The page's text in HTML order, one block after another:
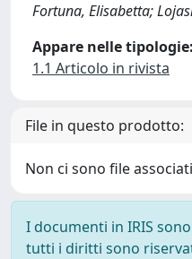
Fortuna, Elisabetta;
Appare nelle tipologie:
1.1 Articolo in rivista
File in questo prodotto:
Non ci sono file
I documenti in IRIS
tutti i diritti sono